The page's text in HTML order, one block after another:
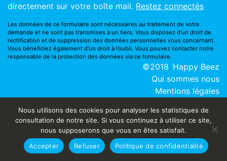
directement sur votre boîte mail. Restez connectés
Les données de ce formulaire sont nécessaires au traitement de votre
demande et ne sont pas transmises à un tiers. Vous disposez d’un droit de
rectification et de suppression des données personnelles vous concernant.
Vous bénéficiez également d’un droit à l’oubli. Vous pouvez contacter notre
responsable de la protection des données via ce formulaire.
©2018 Happy Beez
Qui sommes nous
Mentions légales
Nous utilisons des cookies pour analyser les statistiques de
consultation de notre site. Si vous continuez à utiliser ce site,
nous supposerons que vous en êtes satisfait.
Accepter
Refuser Politique de confidentialité